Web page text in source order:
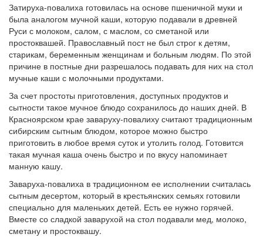
Затируха-повалиха готовилась на основе пшеничной муки и
была аналогом мучной каши, которую подавали в древней
Руси с молоком, салом, с маслом, со сметаной или
простоквашей. Православный пост не был строг к детям,
старикам, беременным женщинам и больным людям. По этой
причине в постные дни разрешалось подавать для них на стол
мучные каши с молочными продуктами.
За счет простоты приготовления, доступных продуктов и
сытности такое мучное блюдо сохранилось до наших дней. В
Красноярском крае заваруху-повалиху считают традиционным
сибирским сытным блюдом, которое можно быстро
приготовить в любое время суток и утолить голод. Готовится
такая мучная каша очень быстро и по вкусу напоминает
манную кашу.
Заваруха-повалиха в традиционном ее исполнении считалась
сытным десертом, который в крестьянских семьях готовили
специально для маленьких детей. Есть ее нужно горячей.
Вместе со сладкой заварухой на стол подавали мед, молоко,
сметану и простоквашу.